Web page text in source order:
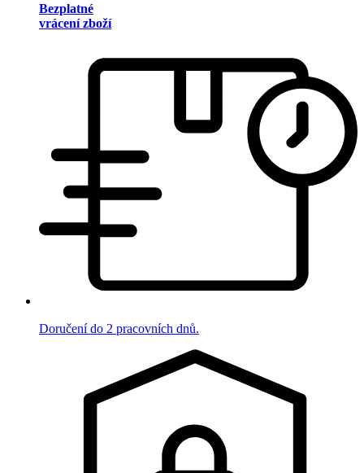
Bezplatné
vrácení zboží
Doručení do 2 pracovních dnů.